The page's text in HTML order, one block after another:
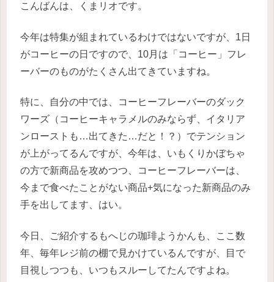
こんばんは、くまリオです。
今年は特集が組まれているわけではないですが、1日
がコーヒーの日ですので、10月は「コーヒー」フレ
ーバーのものがたくさん出てきていますね。
特に、自分の中では、コーヒーフレーバーのダック
ワーズ（コーヒーキャラメルのみならず、イタリア
ンローストも…出てきた…だと！？）でテンション
が上がってるんですが、今年は、いもくりかぼちゃ
の方で新商品を攻めつつ、コーヒーフレーバーは、
今まで食べたことがない商品+気になった新商品のみ
手を出してます、はい。
今日、ご紹介するもへじの珈琲ようかんも、ここ数
年、毎年レジ前の棚で見かけているんですが、目で
目視しつつも、いつもスルーしてたんですよね。